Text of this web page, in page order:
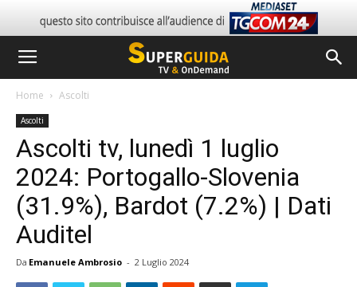
Home Ascolti
Ascolti
Ascolti tv, lunedì 1 luglio
2024: Portogallo-Slovenia
(31.9%), Bardot (7.2%) | Dati
Auditel
Da Emanuele Ambrosio - 2 Luglio 2024